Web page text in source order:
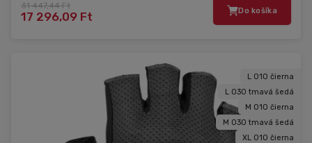
31 447,44 Ft
17 296,09 Ft Do košíka
L 010 čierna
L 030 tmavá šedá
M 010 čierna
M 030 tmavá šedá
XL 010 čierna